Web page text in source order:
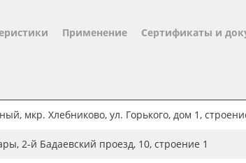
Применение Сертификаты и
мкр. Хлебниково, ул. Горького, дом 1,
2-й Бадаевский проезд, 10, строение 1